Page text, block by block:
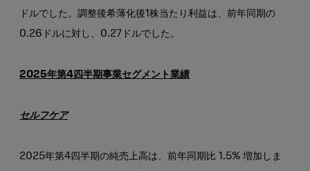
ドルでした。調整後希薄化後1株当たり利益は、前年同期の
0.26ドルに対し、0.27ドルでした。
2025年第4四半期事業セグメント業績
セルフケア
2025年第4四半期の純売上高は、前年同期比 1.5% 増加しま